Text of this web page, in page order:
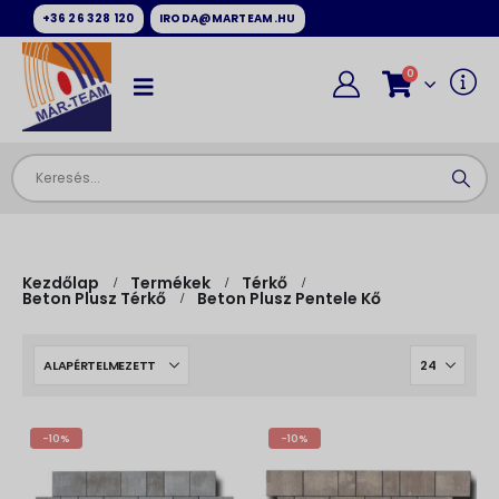
+36 26 328 120 IRODA@MARTEAM.HU
0
Kezdőlap Termékek Térkő
Beton Plusz Térkő Beton Plusz Pentele Kő
-10% -10%